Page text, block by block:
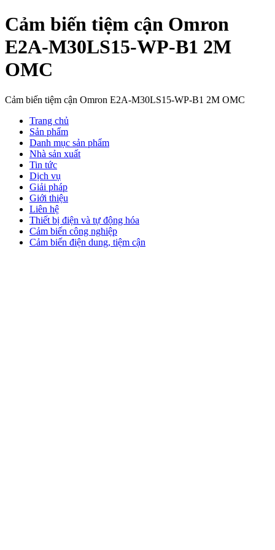
Cảm biến tiệm cận Omron
E2A-M30LS15-WP-B1 2M
OMC
Cảm biến tiệm cận Omron E2A-M30LS15-WP-B1 2M OMC
Trang chủ
Sản phẩm
Danh mục sản phẩm
Nhà sản xuất
Tin tức
Dịch vụ
Giải pháp
Giới thiệu
Liên hệ
Thiết bị điện và tự động hóa
Cảm biến công nghiệp
Cảm biến điện dung, tiệm cận